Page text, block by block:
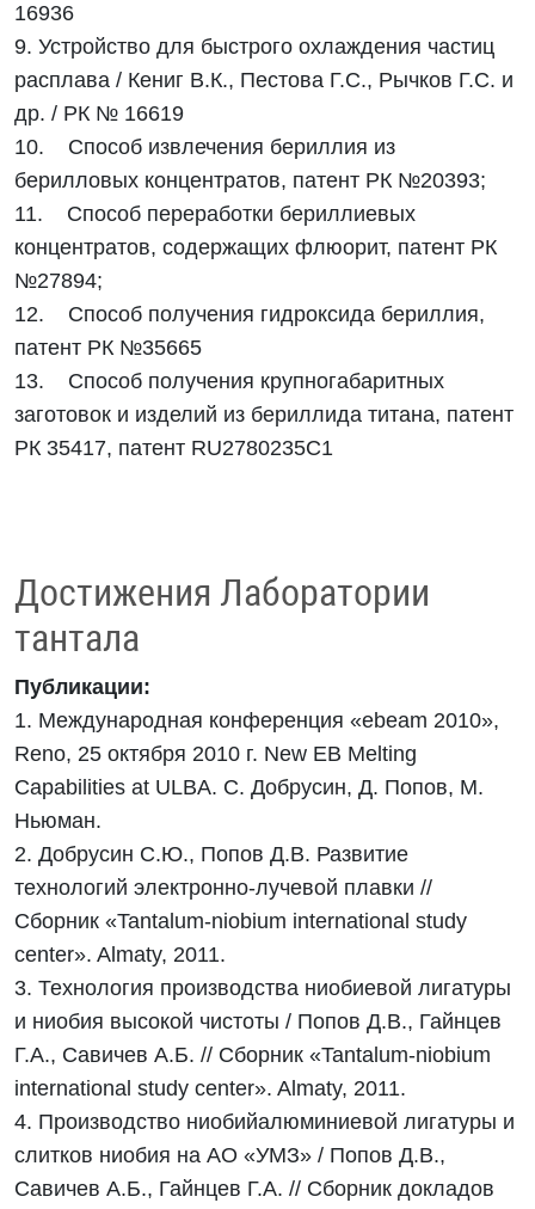
16936
9. Устройство для быстрого охлаждения частиц
расплава / Кениг В.К., Пестова Г.С., Рычков Г.С. и
др. / РК № 16619
10. Способ извлечения бериллия из
берилловых концентратов, патент РК №20393;
11. Способ переработки бериллиевых
концентратов, содержащих флюорит, патент РК
№27894;
12. Способ получения гидроксида бериллия,
патент РК №35665
13. Способ получения крупногабаритных
заготовок и изделий из бериллида титана, патент
РК 35417, патент RU2780235C1
Достижения Лаборатории
тантала
Публикации:
1. Международная конференция «ebeam 2010»,
Reno, 25 октября 2010 г. New EB Melting
Capabilities at ULBA. С. Добрусин, Д. Попов, М.
Ньюман.
2. Добрусин С.Ю., Попов Д.В. Развитие
технологий электронно-лучевой плавки //
Сборник «Tantalum-niobium international study
center». Almaty, 2011.
3. Технология производства ниобиевой лигатуры
и ниобия высокой чистоты / Попов Д.В., Гайнцев
Г.А., Савичев А.Б. // Сборник «Tantalum-niobium
international study center». Almaty, 2011.
4. Производство ниобийалюминиевой лигатуры и
слитков ниобия на АО «УМЗ» / Попов Д.В.,
Савичев А.Б., Гайнцев Г.А. // Сборник докладов